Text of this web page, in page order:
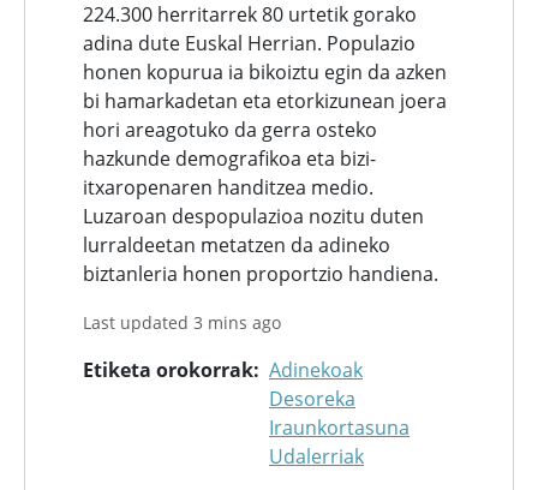
224.300 herritarrek 80 urtetik gorako
adina dute Euskal Herrian. Populazio
honen kopurua ia bikoiztu egin da azken
bi hamarkadetan eta etorkizunean joera
hori areagotuko da gerra osteko
hazkunde demografikoa eta bizi-
itxaropenaren handitzea medio.
Luzaroan despopulazioa nozitu duten
lurraldeetan metatzen da adineko
biztanleria honen proportzio handiena.
Last updated 3 mins ago
Etiketa orokorrak Adinekoak
Desoreka
Iraunkortasuna
Udalerriak